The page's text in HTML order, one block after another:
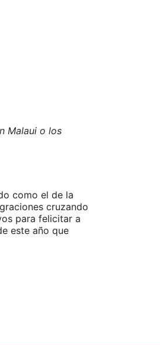
Malaui o los
como el de la
cruzando
para felicitar a
este año que